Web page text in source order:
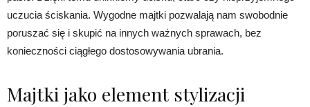
uczucia ściskania. Wygodne majtki pozwalają nam swobodnie
poruszać się i skupić na innych ważnych sprawach, bez
konieczności ciągłego dostosowywania ubrania.
Majtki jako element stylizacji